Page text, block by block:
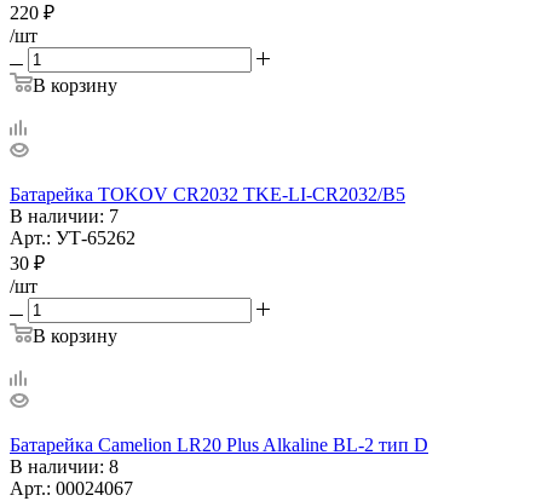
220 ₽
/шт
В корзину
Батарейка TOKOV CR2032 TKE-LI-CR2032/B5
В наличии: 7
Арт.: УТ-65262
30 ₽
/шт
В корзину
Батарейка Camelion LR20 Plus Alkaline BL-2 тип D
В наличии: 8
Арт.: 00024067